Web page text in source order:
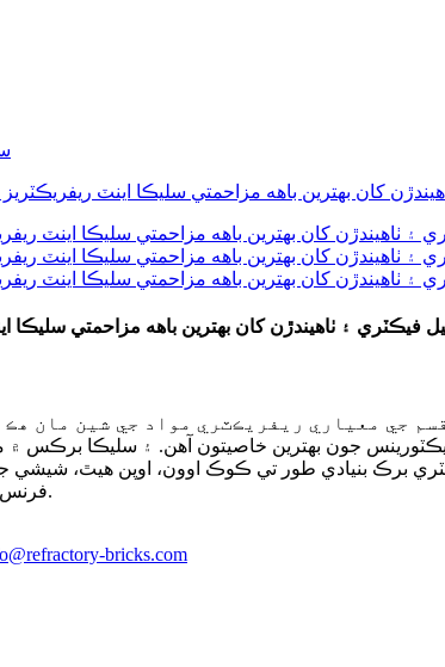
فيڪٽري ۽ ٺاهيندڙن کان بهترين باهه مزاحمتي سليڪا
گرمي چالکائي، 1620 ℃ کان وڌيڪ لوڊ هيٺ اعلي ريفريڪٽورينس جون بهترين خاصيتون
برڪ بنيادي طور تي ڪوڪ اوون، اوپن هيٿ، شيشي
فرنس، وغيره ۾ استعمال ٿيندو آهي.
bricks.com